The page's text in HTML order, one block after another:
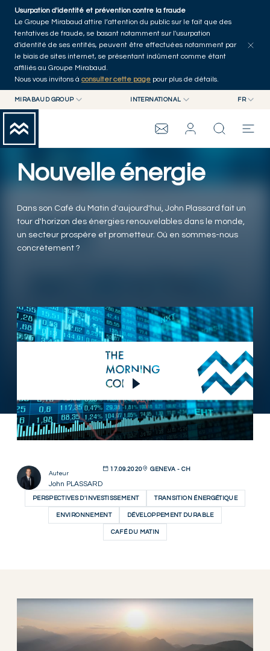
Skip to main content
Usurpation d'identité et prévention contre la fraude
Le Groupe Mirabaud attire l’attention du public sur le fait que des
tentatives de fraude, se basant notamment sur l'usurpation
d'identité de ses entités, peuvent être effectuées notamment par
le biais de sites internet, se présentant indûment comme étant
affiliés au Groupe Mirabaud.
Nous vous invitons à consulter cette page pour plus de détails.
MIRABAUD GROUP
MIRABAUD ASSET MANAGEMENT
MIRABAUD INVESTMENTS
INTERNATIONAL FR
FR
DE
GROUPE MIRABAUD
THE VIEW
SERVICES
Accueil
Tous les articles
Nouvelle énergie
Dans son Café du Matin d'aujourd'hui, John Plassard fait un
tour d'horizon des énergies renouvelables dans le monde,
un secteur prospère et prometteur. Où en sommes-nous
concrètement ?
Lire la vidéo
Auteur
John PLASSARD
17.09.2020 GENEVA - CH
PERSPECTIVES D'INVESTISSEMENT TRANSITION ÉNERGÉTIQUE
ENVIRONNEMENT DÉVELOPPEMENT DURABLE
CAFÉ DU MATIN